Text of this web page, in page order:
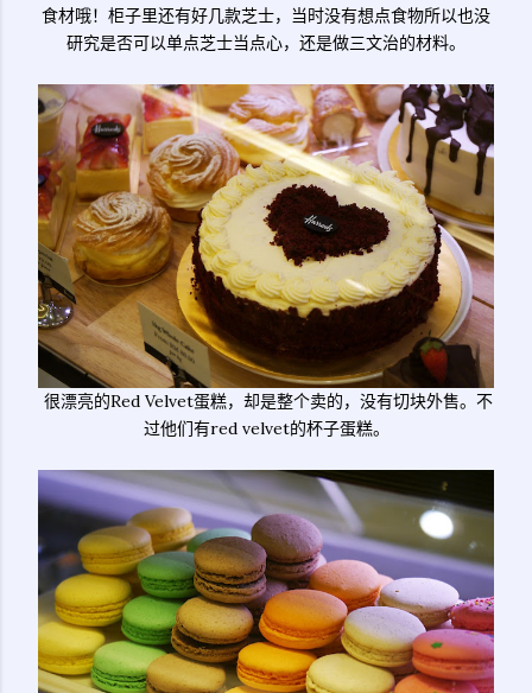
食材哦！柜子里还有好几款芝士，当时没有想点食物所以也没
研究是否可以单点芝士当点心，还是做三文治的材料。
很漂亮的Red Velvet蛋糕，却是整个卖的，没有切块外售。不
过他们有red velvet的杯子蛋糕。